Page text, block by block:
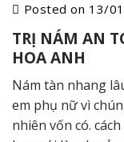
Posted on 13/
TRỊ NÁM AN
HOA ANH
Nám tàn nhang
em phụ nữ vì
nhiên vốn có.